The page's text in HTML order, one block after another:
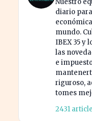
diario
mundo.
IBEX 35 y
las
e
riguroso,
tomes
2431